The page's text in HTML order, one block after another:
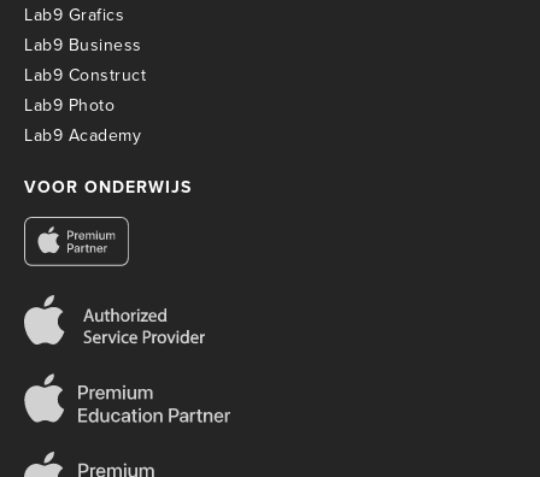
Lab9 Grafics
Lab9 Business
Lab9 Construct
Lab9 Photo
Lab9 Academy
VOOR ONDERWIJS